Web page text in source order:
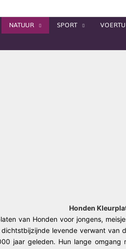
NATUUR SPORT
Honden
van Honden voor jongens,
levende verwant van
jaar geleden. Hun lange